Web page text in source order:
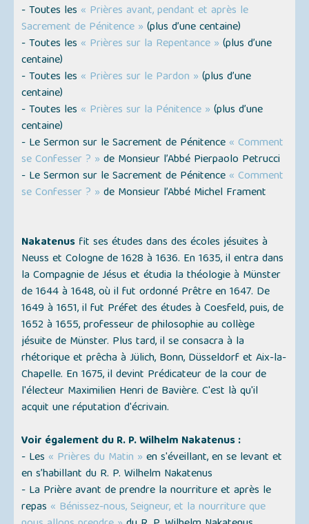
- Toutes les « Prières avant, pendant et après le
Sacrement de Pénitence » (plus d’une centaine)
- Toutes les « Prières sur la Repentance » (plus d’une
centaine)
- Toutes les « Prières sur le Pardon » (plus d’une
centaine)
- Toutes les « Prières sur la Pénitence » (plus d’une
centaine)
- Le Sermon sur le Sacrement de Pénitence « Comment
se Confesser ? » de Monsieur l’Abbé Pierpaolo Petrucci
- Le Sermon sur le Sacrement de Pénitence « Comment
se Confesser ? » de Monsieur l’Abbé Michel Frament
Nakatenus fit ses études dans des écoles jésuites à
Neuss et Cologne de 1628 à 1636. En 1635, il entra dans
la Compagnie de Jésus et étudia la théologie à Münster
de 1644 à 1648, où il fut ordonné Prêtre en 1647. De
1649 à 1651, il fut Préfet des études à Coesfeld, puis, de
1652 à 1655, professeur de philosophie au collège
jésuite de Münster. Plus tard, il se consacra à la
rhétorique et prêcha à Jülich, Bonn, Düsseldorf et Aix-la-
Chapelle. En 1675, il devint Prédicateur de la cour de
l'électeur Maximilien Henri de Bavière. C'est là qu'il
acquit une réputation d'écrivain.
Voir également du R. P. Wilhelm Nakatenus :
- Les « Prières du Matin » en s'éveillant, en se levant et
en s’habillant du R. P. Wilhelm Nakatenus
- La Prière avant de prendre la nourriture et après le
repas « Bénissez-nous, Seigneur, et la nourriture que